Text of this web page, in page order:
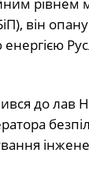
він
енергією
до лав